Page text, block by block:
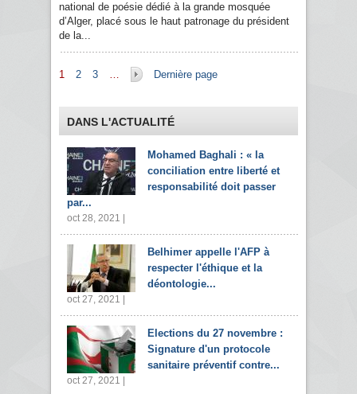
national de poésie dédié à la grande mosquée
d’Alger, placé sous le haut patronage du président
de la...
Pages
1 2 3 … Dernière page
DANS L'ACTUALITÉ
Mohamed Baghali : « la
conciliation entre liberté et
responsabilité doit passer
par...
oct 28, 2021 |
Belhimer appelle l'AFP à
respecter l'éthique et la
déontologie...
oct 27, 2021 |
Elections du 27 novembre :
Signature d'un protocole
sanitaire préventif contre...
oct 27, 2021 |